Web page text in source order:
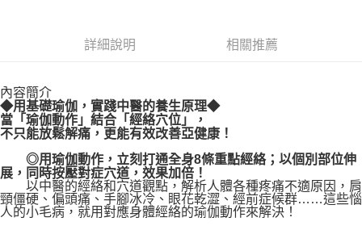
博客來商品配送方式
每筆NT$80，滿NT$1,000(含以上)免運費
詳細說明 相關推薦
內容簡介
◆用基礎瑜伽，實踐中醫的養生原理◆
當「瑜伽動作」結合「經絡穴位」，
不只能放鬆解痛，更能有效改善亞健康！
◎用瑜伽動作，立刻打通全身8條重點經絡；以個別部位伸
展，同時按壓對症穴道，效果加倍！
以中醫的經絡和穴道觀點，解析人體各種疼痛不適原因，肩
頸僵硬、偏頭痛、手腳冰冷、眼花乾澀、經前症候群……這些惱
人的小毛病，就用對應身體經絡的瑜伽動作來解決！